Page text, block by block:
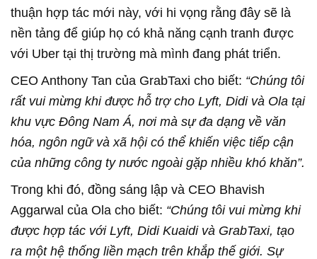
thuận hợp tác mới này, với hi vọng rằng đây sẽ là
nền tảng để giúp họ có khả năng cạnh tranh được
với Uber tại thị trường mà mình đang phát triển.
CEO Anthony Tan của GrabTaxi cho biết: “Chúng tôi
rất vui mừng khi được hỗ trợ cho Lyft, Didi và Ola tại
khu vực Đông Nam Á, nơi mà sự đa dạng về văn
hóa, ngôn ngữ và xã hội có thể khiến việc tiếp cận
của những công ty nước ngoài gặp nhiều khó khăn”.
Trong khi đó, đồng sáng lập và CEO Bhavish
Aggarwal của Ola cho biết: “Chúng tôi vui mừng khi
được hợp tác với Lyft, Didi Kuaidi và GrabTaxi, tạo
ra một hệ thống liền mạch trên khắp thế giới. Sự